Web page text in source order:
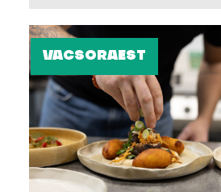
VACSORAEST